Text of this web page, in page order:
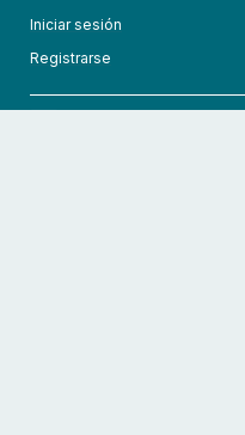
Iniciar sesión
Registrarse